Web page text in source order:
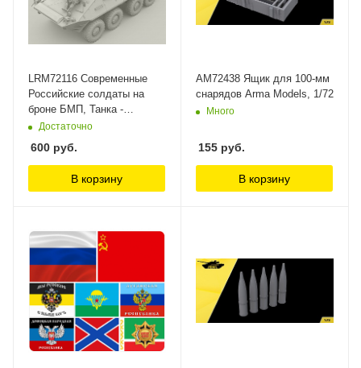
LRM72116 Современные
Российские солдаты на
броне БМП, Танка -
пулеметчик с Печенег Live
Достаточно
600 руб.
В корзину
AM72438 Ящик для 100-мм
снарядов Arma Models, 1/72
Много
155 руб.
В корзину